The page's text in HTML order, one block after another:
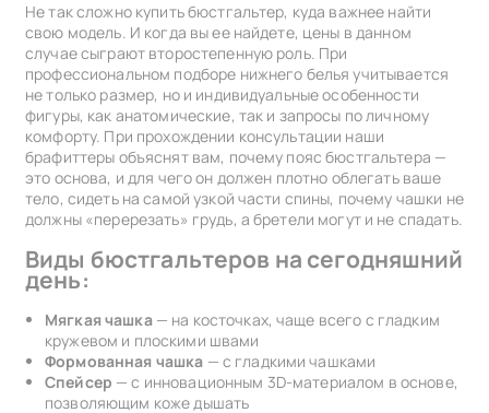
Не так сложно купить бюстгальтер, куда важнее найти
свою модель. И когда вы ее найдете, цены в данном
случае сыграют второстепенную роль. При
профессиональном подборе нижнего белья учитывается
не только размер, но и индивидуальные особенности
фигуры, как анатомические, так и запросы по личному
комфорту. При прохождении консультации наши
брафиттеры объяснят вам, почему пояс бюстгальтера —
это основа, и для чего он должен плотно облегать ваше
тело, сидеть на самой узкой части спины, почему чашки не
должны «перерезать» грудь, а бретели могут и не спадать.
Виды бюстгальтеров на сегодняшний
день:
Мягкая чашка— на косточках, чаще всего с гладким
кружевом и плоскими швами
Формованная чашка — с гладкими чашками
Спейсер — с инновационным 3D-материалом в основе,
позволяющим коже дышать